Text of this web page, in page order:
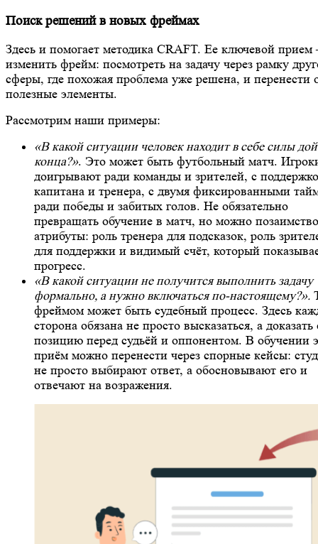
Поиск решений в новых фреймах
Здесь и помогает методика CRAFT. Ее ключевой
изменить фрейм: посмотреть на задачу через рамку
сферы, где похожая проблема уже решена, и перенести
полезные элементы.
Рассмотрим наши примеры:
«В какой ситуации человек находит в себе силы
конца?». Это может быть футбольный матч.
доигрывают ради команды и зрителей, с
капитана и тренера, с двумя фиксированными
ради победы и забитых голов. Не обязательно
превращать обучение в матч, но можно
атрибуты: роль тренера для подсказок, роль
для поддержки и видимый счёт, который
прогресс.
«В какой ситуации не получится выполнить задачу
формально, а нужно включаться по-настоящему?».
фреймом может быть судебный процесс. Здесь
сторона обязана не просто высказаться, а
позицию перед судьёй и оппонентом. В обучении
приём можно перенести через спорные кейсы:
не просто выбирают ответ, а обосновывают его и
отвечают на возражения.